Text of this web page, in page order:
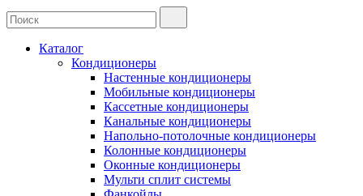
Каталог
Кондиционеры
Настенные кондиционеры
Мобильные кондиционеры
Кассетные кондиционеры
Канальные кондиционеры
Напольно-потолочные кондиционеры
Колонные кондиционеры
Оконные кондиционеры
Мульти сплит системы